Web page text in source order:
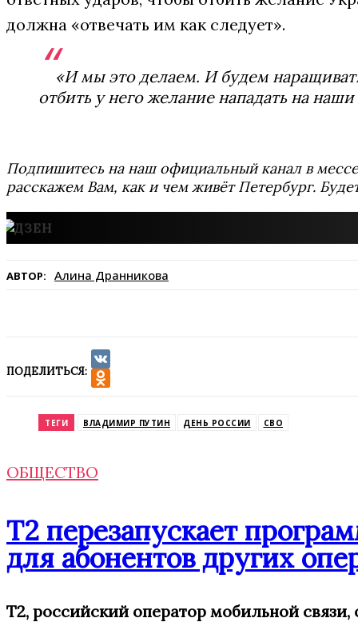
должна «отвечать им как следует».
«И мы это делаем. И будем
отбить у него желание нападать на
Подпишитесь на наш официальный канал в
расскажем Вам, как и чем живёт Петербург.
АВТОР: Алина Дранникова
ПОДЕЛИТЬСЯ:
VK
ТЕГИ ВЛАДИМИР ПУТИН ДЕНЬ РОССИИ СВО
ОБЩЕСТВО
Т2 перезапускает
для абонентов других
T2, российский оператор мобильной связи,